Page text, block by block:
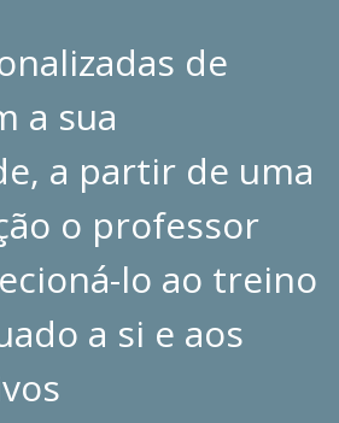
de
a sua
a partir de uma
o professor
lo ao treino
a si e aos